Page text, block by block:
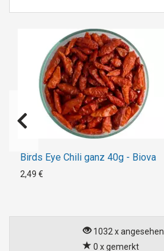
Birds Eye Chili ganz 40g - Biova
2,49 €
1032 x angesehen
0 x gemerkt